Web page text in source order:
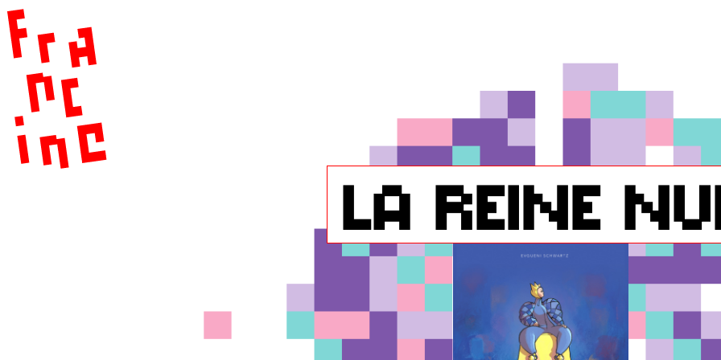
la reine